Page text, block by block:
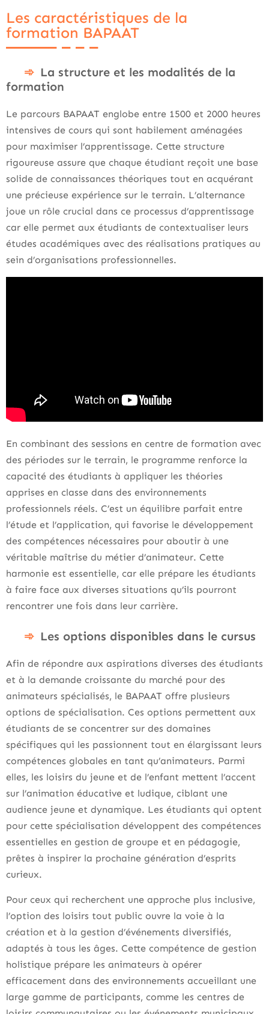
Les caractéristiques de la
formation BAPAAT
La structure et les modalités de la
formation
Le parcours BAPAAT englobe entre 1500 et 2000 heures
intensives de cours qui sont habilement aménagées
pour maximiser l’apprentissage. Cette structure
rigoureuse assure que chaque étudiant reçoit une base
solide de connaissances théoriques tout en acquérant
une précieuse expérience sur le terrain. L’alternance
joue un rôle crucial dans ce processus d’apprentissage
car elle permet aux étudiants de contextualiser leurs
études académiques avec des réalisations pratiques au
sein d’organisations professionnelles.
En combinant des sessions en centre de formation avec
des périodes sur le terrain, le programme renforce la
capacité des étudiants à appliquer les théories
apprises en classe dans des environnements
professionnels réels. C’est un équilibre parfait entre
l’étude et l’application, qui favorise le développement
des compétences nécessaires pour aboutir à une
véritable maîtrise du métier d’animateur. Cette
harmonie est essentielle, car elle prépare les étudiants
à faire face aux diverses situations qu’ils pourront
rencontrer une fois dans leur carrière.
Les options disponibles dans le cursus
Afin de répondre aux aspirations diverses des étudiants
et à la demande croissante du marché pour des
animateurs spécialisés, le BAPAAT offre plusieurs
options de spécialisation. Ces options permettent aux
étudiants de se concentrer sur des domaines
spécifiques qui les passionnent tout en élargissant leurs
compétences globales en tant qu’animateurs. Parmi
elles, les loisirs du jeune et de l’enfant mettent l’accent
sur l’animation éducative et ludique, ciblant une
audience jeune et dynamique. Les étudiants qui optent
pour cette spécialisation développent des compétences
essentielles en gestion de groupe et en pédagogie,
prêtes à inspirer la prochaine génération d’esprits
curieux.
Pour ceux qui recherchent une approche plus inclusive,
l’option des loisirs tout public ouvre la voie à la
création et à la gestion d’événements diversifiés,
adaptés à tous les âges. Cette compétence de gestion
holistique prépare les animateurs à opérer
efficacement dans des environnements accueillant une
large gamme de participants, comme les centres de